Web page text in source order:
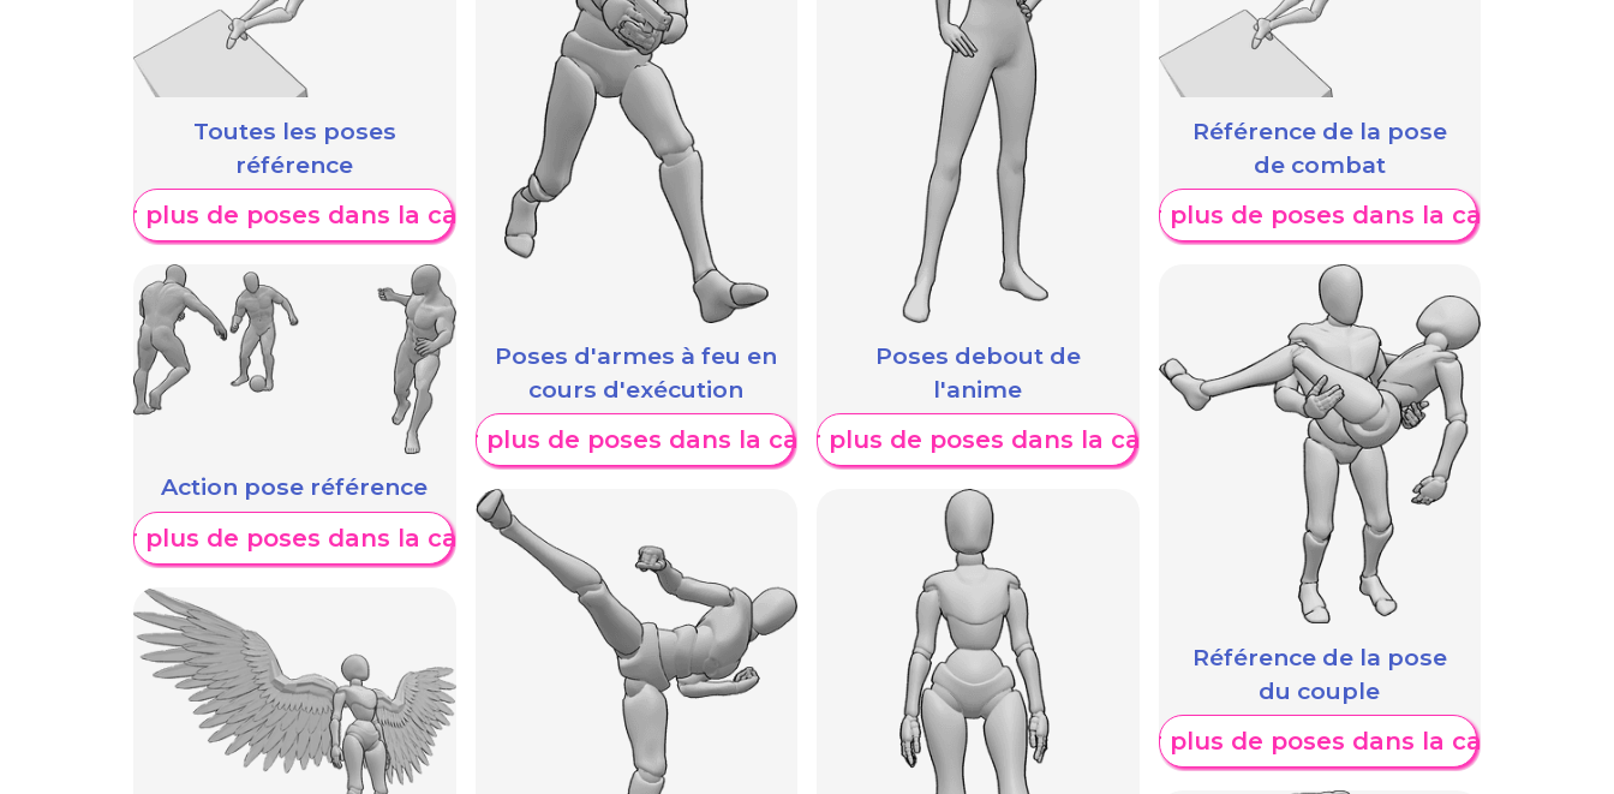
Toutes les poses
référence
Afficher plus de poses dans la catégorie
Action pose référence
Afficher plus de poses dans la catégorie
Poses d'armes à feu en
cours d'exécution
Afficher plus de poses dans la catégorie
Poses debout de
l'anime
Afficher plus de poses dans la catégorie
Référence de la pose
de combat
Afficher plus de poses dans la catégorie
Référence de la pose
du couple
Afficher plus de poses dans la catégorie